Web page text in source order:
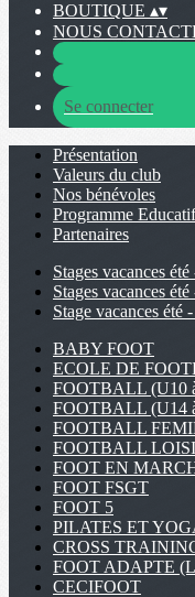
BOUTIQUE ▴▾
NOUS
Se connecter
Présentation
Valeurs du club
Nos bénévoles
Programme
Partenaires
Stages vacances
Stages vacances
Stage vacances
BABY FOOT
ECOLE DE
FOOTBALL (U10
FOOTBALL (U14
FOOTBALL
FOOTBALL
FOOT EN
FOOT FSGT
FOOT 5
PILATES ET
CROSS
FOOT ADAPTE
CECIFOOT